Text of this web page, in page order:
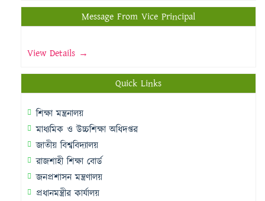
Message From Vice Principal
View Details →
Quick Links
শিক্ষা মন্ত্রনালয়
মাধ্যমিক ও উচ্চশিক্ষা অধিদপ্তর
জাতীয় বিশ্ববিদ্যালয়
রাজশাহী শিক্ষা বোর্ড
জনপ্রশাসন মন্ত্রণালয়
প্রধানমন্ত্রীর কার্যালয়